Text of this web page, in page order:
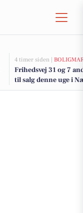
4 timer siden |
Frihedsvej 31 og 7
til salg denne uge i
her.